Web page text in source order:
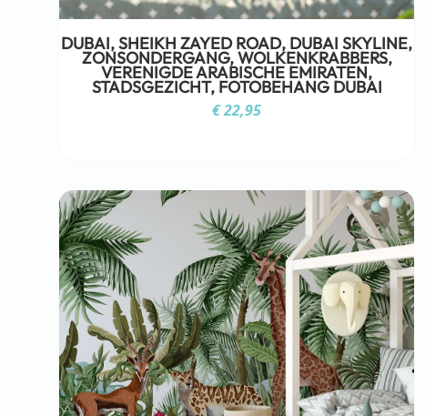
DUBAI, SHEIKH ZAYED ROAD, DUBAI SKYLINE,
ZONSONDERGANG, WOLKENKRABBERS,
VERENIGDE ARABISCHE EMIRATEN,
STADSGEZICHT, FOTOBEHANG DUBAI
€22,95